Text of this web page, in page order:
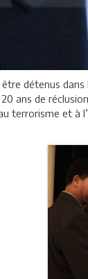
détenus
ans de
terrorisme et à